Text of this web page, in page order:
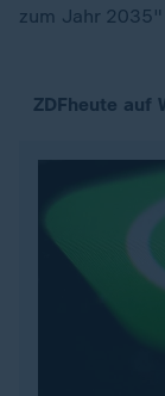
zum Jahr
ZDFheute auf